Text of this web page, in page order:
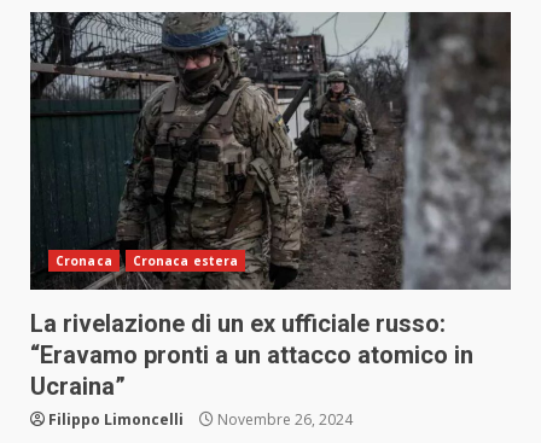
Cronaca Cronaca estera
La rivelazione di un ex ufficiale russo:
“Eravamo pronti a un attacco atomico in
Ucraina”
Filippo Limoncelli Novembre 26, 2024